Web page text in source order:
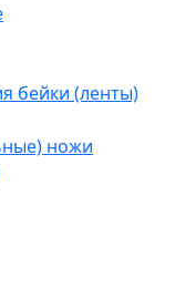
бейки (ленты)
ножи